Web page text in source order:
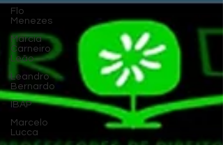
Flo
Menezes
Márcia
Carneiro
Leão
Leandro
Bernardo
IBAP
Marcelo
Lucca